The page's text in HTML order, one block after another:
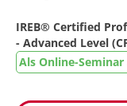
IREB® Certified
- Advanced Level
Als Online-